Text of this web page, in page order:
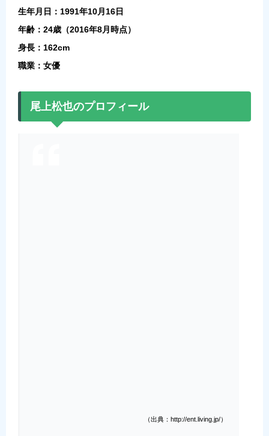
生年月日：1991年10月16日
年齢：24歳（2016年8月時点）
身長：162cm
職業：女優
尾上松也のプロフィール
（出典：http://ent.living.jp/）